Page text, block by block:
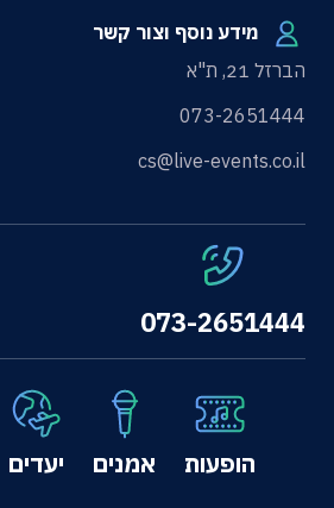
מידע נוסף וצור קשר
הברזל 21, ת"א
073-2651444
cs@live-events.co.il
073-2651444
הופעות אמנים יעדים